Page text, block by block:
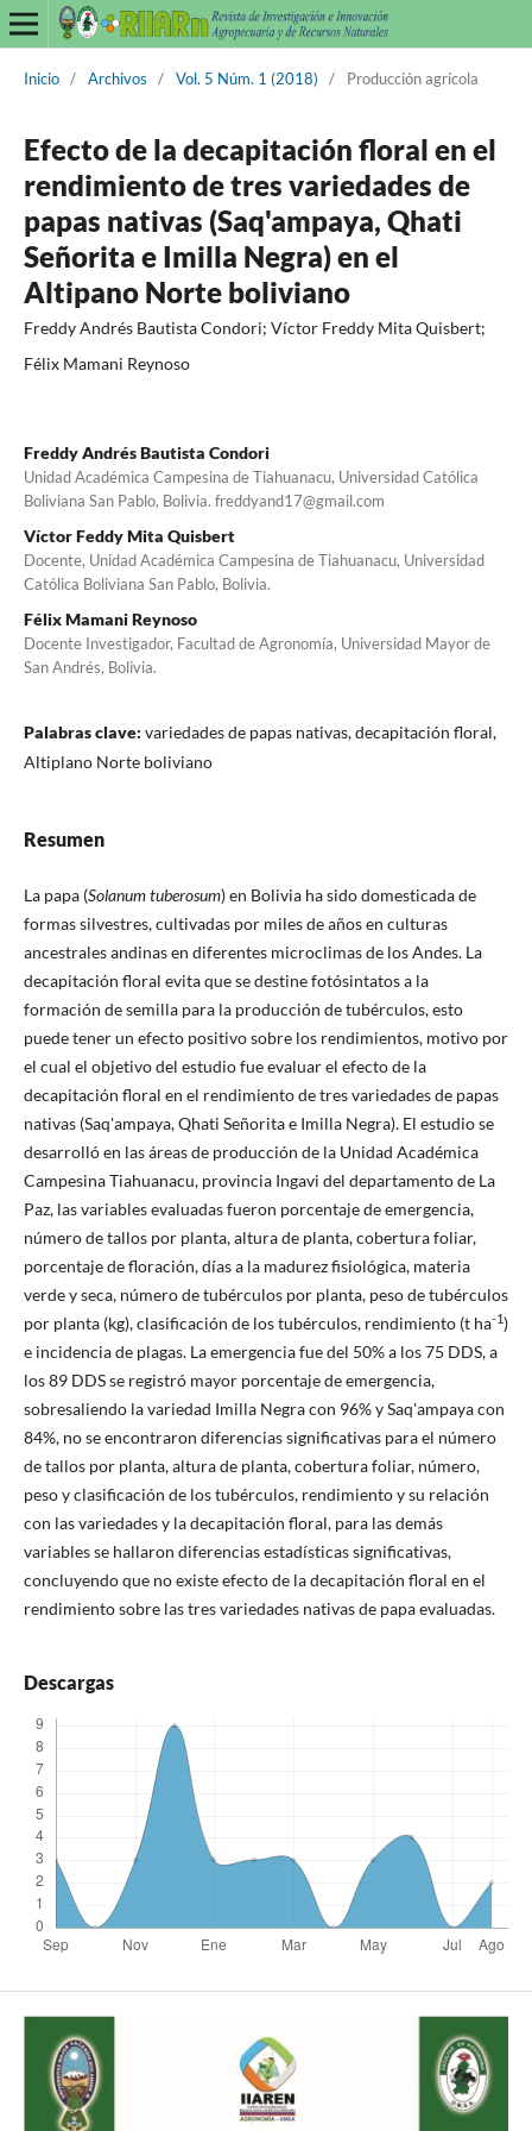
Inicio / Archivos / Vol. 5 Núm. 1 (2018) / Producción agrícola
Efecto de la decapitación floral en el
rendimiento de tres variedades de
papas nativas (Saq'ampaya, Qhati
Señorita e Imilla Negra) en el
Altipano Norte boliviano
Freddy Andrés Bautista Condori; Víctor Freddy Mita Quisbert;
Félix Mamani Reynoso
Freddy Andrés Bautista Condori
Unidad Académica Campesina de Tiahuanacu, Universidad Católica
Boliviana San Pablo, Bolivia. freddyand17@gmail.com
Víctor Feddy Mita Quisbert
Docente, Unidad Académica Campesina de Tiahuanacu, Universidad
Católica Boliviana San Pablo, Bolivia.
Félix Mamani Reynoso
Docente Investigador, Facultad de Agronomía, Universidad Mayor de
San Andrés, Bolivia.
Palabras clave: variedades de papas nativas, decapitación floral,
Altiplano Norte boliviano
Resumen
La papa (Solanum tuberosum) en Bolivia ha sido domesticada de
formas silvestres, cultivadas por miles de años en culturas
ancestrales andinas en diferentes microclimas de los Andes. La
decapitación floral evita que se destine fotósintatos a la
formación de semilla para la producción de tubérculos, esto
puede tener un efecto positivo sobre los rendimientos, motivo por
el cual el objetivo del estudio fue evaluar el efecto de la
decapitación floral en el rendimiento de tres variedades de papas
nativas (Saq'ampaya, Qhati Señorita e Imilla Negra). El estudio se
desarrolló en las áreas de producción de la Unidad Académica
Campesina Tiahuanacu, provincia Ingavi del departamento de La
Paz, las variables evaluadas fueron porcentaje de emergencia,
número de tallos por planta, altura de planta, cobertura foliar,
porcentaje de floración, días a la madurez fisiológica, materia
verde y seca, número de tubérculos por planta, peso de tubérculos
por planta (kg), clasificación de los tubérculos, rendimiento (t ha-1)
e incidencia de plagas. La emergencia fue del 50% a los 75 DDS, a
los 89 DDS se registró mayor porcentaje de emergencia,
sobresaliendo la variedad Imilla Negra con 96% y Saq'ampaya con
84%, no se encontraron diferencias significativas para el número
de tallos por planta, altura de planta, cobertura foliar, número,
peso y clasificación de los tubérculos, rendimiento y su relación
con las variedades y la decapitación floral, para las demás
variables se hallaron diferencias estadísticas significativas,
concluyendo que no existe efecto de la decapitación floral en el
rendimiento sobre las tres variedades nativas de papa evaluadas.
Descargas